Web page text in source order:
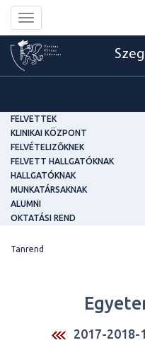
Toggle
navigation
FELVETTEK
KLINIKAI KÖZPONT
FELVÉTELIZŐKNEK
FELVETT HALLGATÓKNAK
HALLGATÓKNAK
MUNKATÁRSAKNAK
ALUMNI
OKTATÁSI REND
Tanrend
2017-2018-